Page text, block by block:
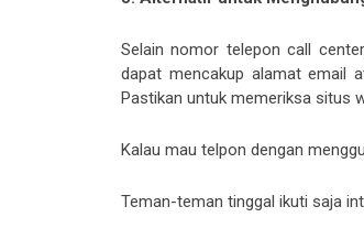
Selain nomor telepon call
dapat mencakup alamat email
Pastikan untuk memeriksa situs
Kalau mau telpon dengan
Teman-teman tinggal ikuti saja